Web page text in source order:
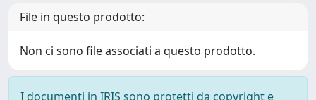
File in questo prodotto:
Non ci sono file associati a questo prodotto.
I documenti in IRIS sono protetti da copyright e